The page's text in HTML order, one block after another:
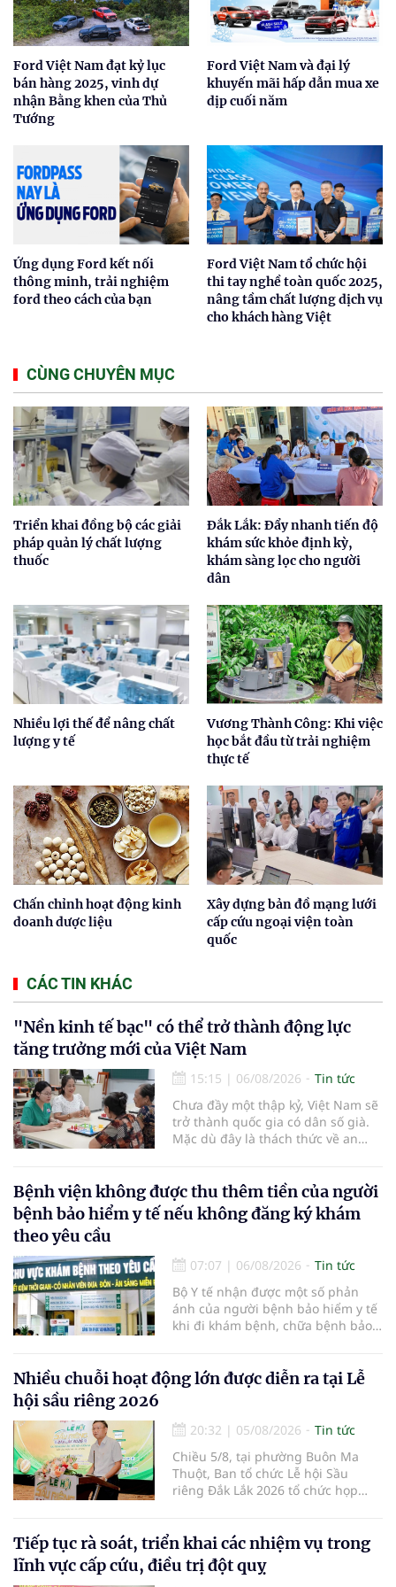
Ford Việt Nam đạt kỷ lục
bán hàng 2025, vinh dự
nhận Bằng khen của Thủ
Tướng
Ford Việt Nam và đại lý
khuyến mãi hấp dẫn mua xe
dịp cuối năm
Ứng dụng Ford kết nối
thông minh, trải nghiệm
ford theo cách của bạn
Ford Việt Nam tổ chức hội
thi tay nghề toàn quốc 2025,
nâng tầm chất lượng dịch vụ
cho khách hàng Việt
CÙNG CHUYÊN MỤC
Triển khai đồng bộ các giải
pháp quản lý chất lượng
thuốc
Đắk Lắk: Đẩy nhanh tiến độ
khám sức khỏe định kỳ,
khám sàng lọc cho người
dân
Nhiều lợi thế để nâng chất
lượng y tế
Vương Thành Công: Khi việc
học bắt đầu từ trải nghiệm
thực tế
Chấn chỉnh hoạt động kinh
doanh dược liệu
Xây dựng bản đồ mạng lưới
cấp cứu ngoại viện toàn
quốc
CÁC TIN KHÁC
"Nền kinh tế bạc" có thể trở thành động lực
tăng trưởng mới của Việt Nam
15:15 | 06/08/2026
Tin tức
Chưa đầy một thập kỷ, Việt Nam sẽ
trở thành quốc gia có dân số già.
Mặc dù đây là thách thức về an
có giá trị hàng tỷ USD.
Bệnh viện không được thu thêm tiền của người
bệnh bảo hiểm y tế nếu không đăng ký khám
theo yêu cầu
07:07 | 06/08/2026
Tin tức
Bộ Y tế nhận được một số phản
ánh của người bệnh bảo hiểm y tế
khi đi khám bệnh, chữa bệnh bảo
bệnh, chữa bệnh theo yêu cầu
nhưng vẫn phải nộp thêm các chi
phần cùng chi trả.
Nhiều chuỗi hoạt động lớn được diễn ra tại Lễ
hội sầu riêng 2026
20:32 | 05/08/2026
Tin tức
Chiều 5/8, tại phường Buôn Ma
Thuột, Ban tổ chức Lễ hội Sầu
riêng Đắk Lắk 2026 tổ chức họp
hội Sầu riêng Đắk Lắk năm 2026 có
chủ đề “Sầu riêng Đắk Lắk – Kết nối
vươn xa”, được tổ chức từ ngày
Tiếp tục rà soát, triển khai các nhiệm vụ trong
lĩnh vực cấp cứu, điều trị đột quỵ